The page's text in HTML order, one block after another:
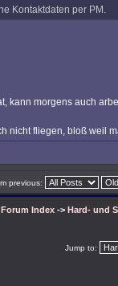
Kontaktdaten per PM.
kann morgens auch
nicht fliegen, bloß weil
previous:
Index -> Hard- und
Jump to: